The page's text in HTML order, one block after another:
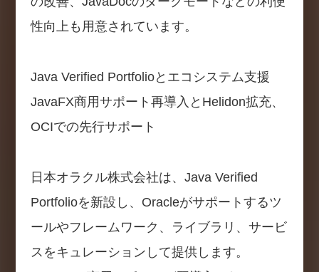
性向上も用意されています。
Java Verified Portfolioとエコシステム支援
JavaFX商用サポート再導入とHelidon拡充、
OCIでの先行サポート
日本オラクル株式会社は、Java Verified
Portfolioを新設し、Oracleがサポートするツ
ールやフレームワーク、ライブラリ、サービ
スをキュレーションして提供します。